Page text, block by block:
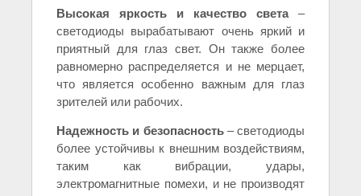
Высокая яркость и качество света–
светодиоды вырабатывают очень яркий и
приятный для глаз свет. Он также более
равномерно распределяется и не мерцает,
что является особенно важным для глаз
зрителей или рабочих.
Надежность и безопасность– светодиоды
более устойчивы к внешним воздействиям,
таким как вибрации, удары,
электромагнитные помехи, и не производят